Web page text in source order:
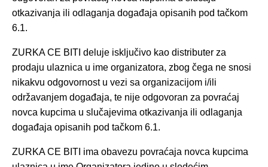
otkazivanja ili odlaganja događaja opisanih pod tačkom
6.1.
ZURKA CE BITI deluje isključivo kao distributer za
prodaju ulaznica u ime organizatora, zbog čega ne snosi
nikakvu odgovornost u vezi sa organizacijom i/ili
održavanjem događaja, te nije odgovoran za povraćaj
novca kupcima u slučajevima otkazivanja ili odlaganja
događaja opisanih pod tačkom 6.1.
ZURKA CE BITI ima obavezu povraćaja novca kupcima